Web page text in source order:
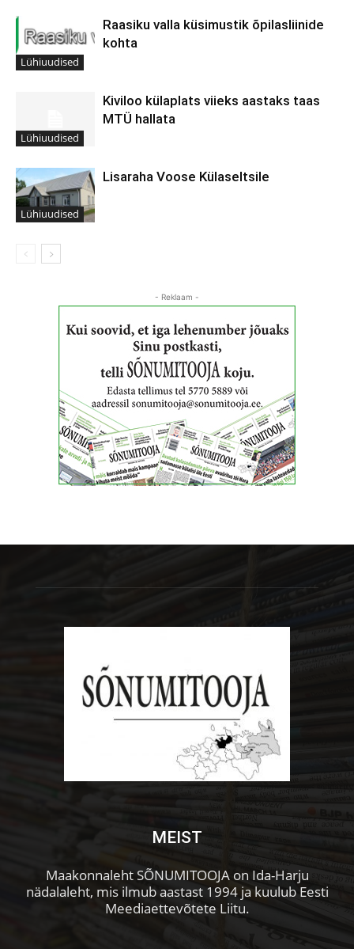
Lühiuudised
Raasiku valla küsimustik õpilasliinide
kohta
Lühiuudised
Kiviloo külaplats viieks aastaks taas
MTÜ hallata
Lühiuudised
Lisaraha Voose Külaseltsile
- Reklaam -
MEIST
Maakonnaleht SÕNUMITOOJA on Ida-Harju
nädalaleht, mis ilmub aastast 1994 ja kuulub Eesti
Meediaettevõtete Liitu.